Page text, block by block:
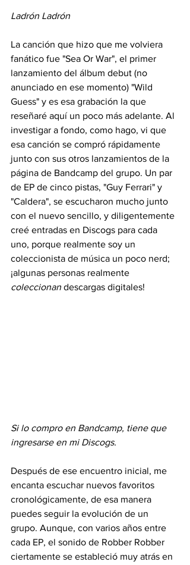
Ladrón Ladrón
La canción que hizo que me volviera
fanático fue "Sea Or War", el primer
lanzamiento del álbum debut (no
anunciado en ese momento) "Wild
Guess" y es esa grabación la que
reseñaré aquí un poco más adelante. Al
investigar a fondo, como hago, vi que
esa canción se compró rápidamente
junto con sus otros lanzamientos de la
página de Bandcamp del grupo. Un par
de EP de cinco pistas, "Guy Ferrari" y
"Caldera", se escucharon mucho junto
con el nuevo sencillo, y diligentemente
creé entradas en Discogs para cada
uno, porque realmente soy un
coleccionista de música un poco nerd;
¡algunas personas realmente
coleccionan descargas digitales!
Si lo compro en Bandcamp, tiene que
ingresarse en mi Discogs.
Después de ese encuentro inicial, me
encanta escuchar nuevos favoritos
cronológicamente, de esa manera
puedes seguir la evolución de un
grupo. Aunque, con varios años entre
cada EP, el sonido de Robber Robber
ciertamente se estableció muy atrás en